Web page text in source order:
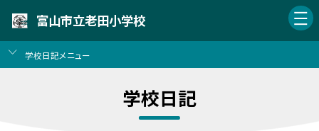
富山市立老田小学校
学校日記メニュー
学校日記